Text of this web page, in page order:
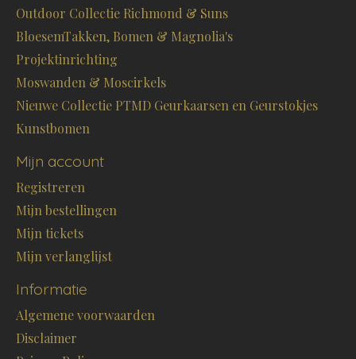
Outdoor Collectie Richmond & Suns
BloesemTakken, Bomen & Magnolia's
Projektinrichting
Moswanden & Moscirkels
Nieuwe Collectie PTMD Geurkaarsen en Geurstokjes
Kunstbomen
Mijn account
Registreren
Mijn bestellingen
Mijn tickets
Mijn verlanglijst
Informatie
Algemene voorwaarden
Disclaimer